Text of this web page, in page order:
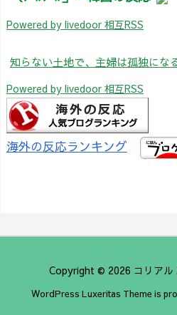
Powered by livedoor 相互RSS
知らない土地で、主婦は孤独にな
Powered by livedoor 相互RSS
海外の反応ランキング
Copyright © 2026 コリアル
WordPress Luxeritas Theme is